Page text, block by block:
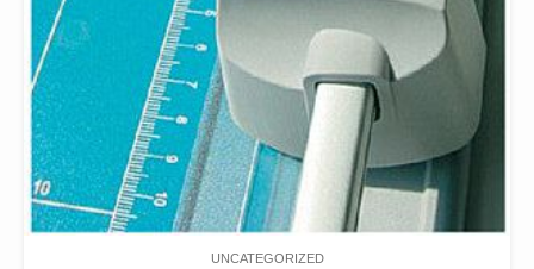
UNCATEGORIZED